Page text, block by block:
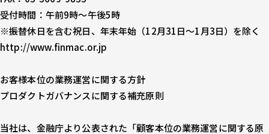
受付時間：午前9時〜午後5時
※振替休日を含む祝日、年末年始（12月31日～1月3日）を除く
http://www.finmac.or.jp
お客様本位の業務運営に関する方針
プロダクトガバナンスに関する補充原則
当社は、金融庁より公表された「顧客本位の業務運営に関する原